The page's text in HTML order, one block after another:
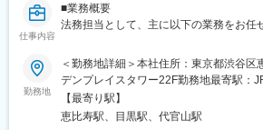
◎ブランドマネジメントと事業推進：売
ードバックを基にした製品改良など、ブ
■魅力ポイント
◎顧客課題に直結する、本質的なソリュ
◎商品企画から販売まで一気通貫。事業
仕事内容
■業務概要
法務担当として、主に以下の業務をお任
・契約書レビュー（和7：英3）
・事業部門からの法務相談対応
・訴訟・紛争対応（国内法務および海外
・国内外子会社・関連会社の法務支援
・国内外弁護士との連携
勤務地
＜勤務地詳細＞本社住所：東京都渋谷区
デンプレイスタワー22F勤務地最寄駅：
対策：屋内全面禁煙変更の範囲：会社の
ワーク含む）
【最寄り駅】
恵比寿駅、目黒駅、代官山駅